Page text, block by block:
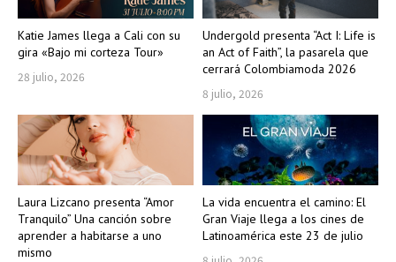
Katie James llega a Cali con su
gira «Bajo mi corteza Tour»
28 julio, 2026
Undergold presenta “Act I: Life is
an Act of Faith”, la pasarela que
cerrará Colombiamoda 2026
8 julio, 2026
Laura Lizcano presenta “Amor
Tranquilo” Una canción sobre
aprender a habitarse a uno
mismo
La vida encuentra el camino: El
Gran Viaje llega a los cines de
Latinoamérica este 23 de julio